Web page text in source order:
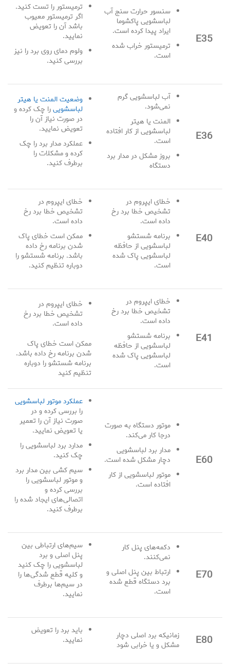
E35
سنسور حرارت سنج آب
لباسشویی پاکشوما
ایراد پیدا کرده است.
ترمیستور خراب شده
است.
ترمیستور را تست کنید.
اگر ترمیستور معیوب
باشد آن را تعویض
نمایید.
ولوم دمای روی برد را نیز
بررسی کنید.
E36
آب لباسشویی گرم
نمی‌شود.
المنت یا هیتر
لباسشویی از کار افتاده
است.
بروز مشکل در مدار برد
دستگاه
وضعیت المنت یا هیتر
لباسشوییرا چک کرده و
در صورت نیاز آن را
تعویض نمایید.
عملکرد مدار برد را چک
کرده و مشکلات را
برطرف کنید.
E40
خطای ایپروم در
تشخیص خطا برد رخ
داده است.
برنامه شستشو
لباسشویی از حافظه
لباسشویی پاک شده
است.
خطای ایپروم در
تشخیص خطا برد رخ
داده است.
ممکن است خطای پاک
شدن برنامه رخ داده
باشد. برنامه شستشو را
دوباره تنظیم کنید.
E41
خطای ایپروم در
تشخیص خطا برد رخ
داده است.
برنامه شستشو
لباسشویی از حافظه
لباسشویی پاک شده
است.
خطای ایپروم در
تشخیص خطا برد رخ
داده است.
ممکن است خطای پاک
شدن برنامه رخ داده باشد.
برنامه شستشو را دوباره
تنظیم کنید
E60
موتور دستگاه به صورت
درجا کار می‌کند.
مدار برد لباسشویی
دچار مشکل شده است.
موتور لباسشویی از کار
افتاده است.
عملکرد موتور لباسشویی
را بررسی کرده و در
صورت نیاز آن را تعمیر
یا تعویض نمایید.
مدارد برد لباسشویی را
چک کنید.
سیم کشی بین مدار برد
و موتور لباسشویی را
بررسی کرده و
اتصالی‌های ایجاد شده را
برطرف کنید.
E70
دکمه‌های پنل کار
نمی‌کنند.
ارتباط بین پنل اصلی و
برد دستگاه قطع شده
است.
سیم‌های ارتباطی بین
پنل اصلی و برد
لباسشویی را چک کنید
و کلیه قطع شدگی‌ها را
در سیم‌ها برطرف
نمایید.
E80
زمانیکه برد اصلی دچار
مشکل و یا خرابی شود
باید برد را تعویض
نمایید.